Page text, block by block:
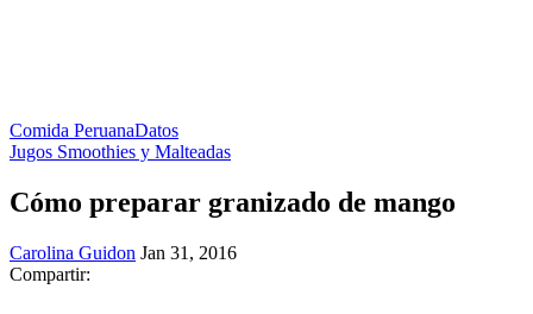
Comida PeruanaDatos
Jugos Smoothies y Malteadas
Cómo preparar granizado de mango
Carolina Guidon Jan 31, 2016
Compartir: